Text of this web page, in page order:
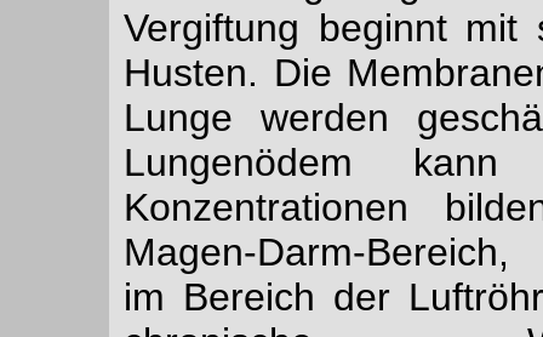
Vergiftung beginnt mit
Husten. Die
Lunge werden
Lungenödem
Konzentrationen
Magen-Darm-
im Bereich der